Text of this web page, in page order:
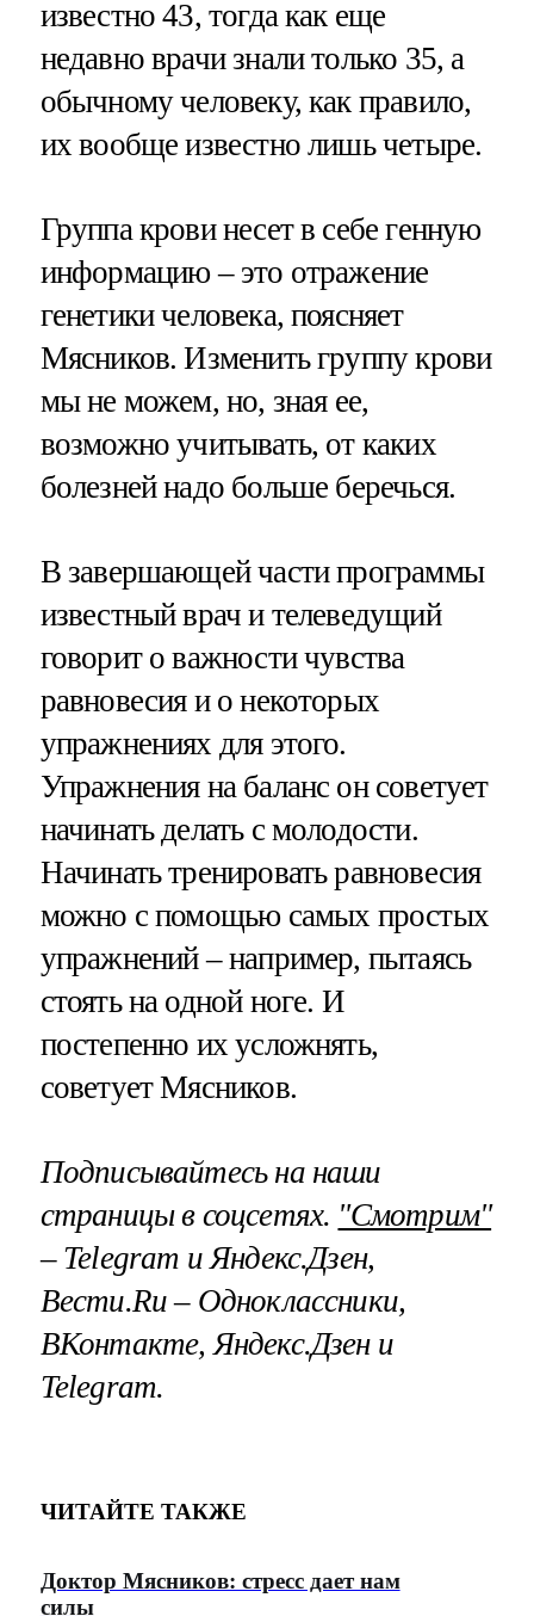
известно 43, тогда как еще
недавно врачи знали только 35, а
обычному человеку, как правило,
их вообще известно лишь четыре.
Группа крови несет в себе генную
информацию – это отражение
генетики человека, поясняет
Мясников. Изменить группу крови
мы не можем, но, зная ее,
возможно учитывать, от каких
болезней надо больше беречься.
В завершающей части программы
известный врач и телеведущий
говорит о важности чувства
равновесия и о некоторых
упражнениях для этого.
Упражнения на баланс он советует
начинать делать с молодости.
Начинать тренировать равновесия
можно с помощью самых простых
упражнений – например, пытаясь
стоять на одной ноге. И
постепенно их усложнять,
советует Мясников.
Подписывайтесь на наши
страницы в соцсетях. "Смотрим"
– Telegram и Яндекс.Дзен,
Вести.Ru – Одноклассники,
ВКонтакте, Яндекс.Дзен и
Telegram.
ЧИТАЙТЕ ТАКЖЕ
Доктор Мясников: стресс дает нам
силы